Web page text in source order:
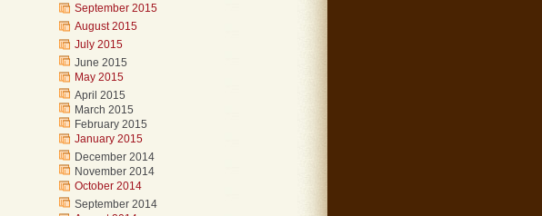
September 2015
August 2015
July 2015
June 2015
May 2015
April 2015
March 2015
February 2015
January 2015
December 2014
November 2014
October 2014
September 2014